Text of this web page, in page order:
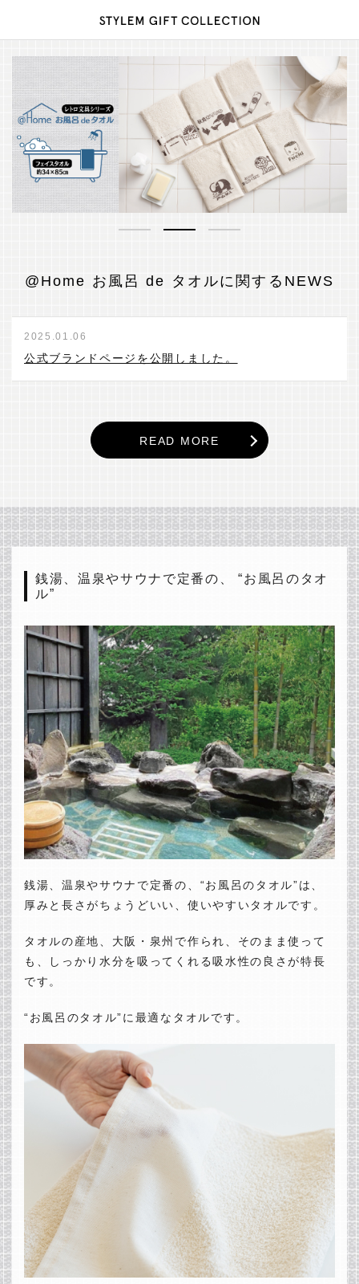
@Home お風呂 de タオルに関するNEWS
2025.01.06
公式ブランドページを公開しました。
READ MORE
銭湯、温泉やサウナで定番の、 “お風呂のタオ
ル”
銭湯、温泉やサウナで定番の、“お風呂のタオル”は、
厚みと長さがちょうどいい、使いやすいタオルです。
タオルの産地、大阪・泉州で作られ、そのまま使って
も、しっかり水分を吸ってくれる吸水性の良さが特長
です。
“お風呂のタオル”に最適なタオルです。